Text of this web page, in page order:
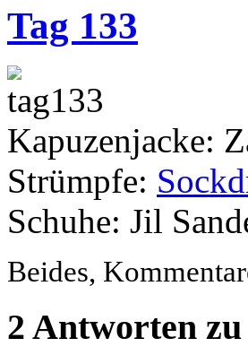
Tag 133
Kapuzenjacke:
Strümpfe:
Schuhe: Jil
Beides,
2 Antworten zu